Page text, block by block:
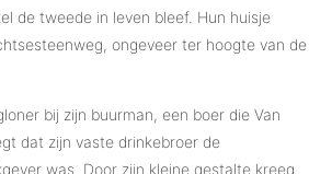
de tweede in leven bleef. Hun huisje
ongeveer ter hoogte van de
bij zijn buurman, een boer die Van
dat zijn vaste drinkebroer de
was. Door zijn kleine gestalte kreeg